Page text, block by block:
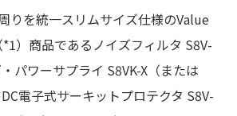
りを統一スリムサイズ仕様のValue
）商品であるノイズフィルタ S8V-
パワーサプライ S8VK-X（または
電子式サーキットプロテクタ S8V-